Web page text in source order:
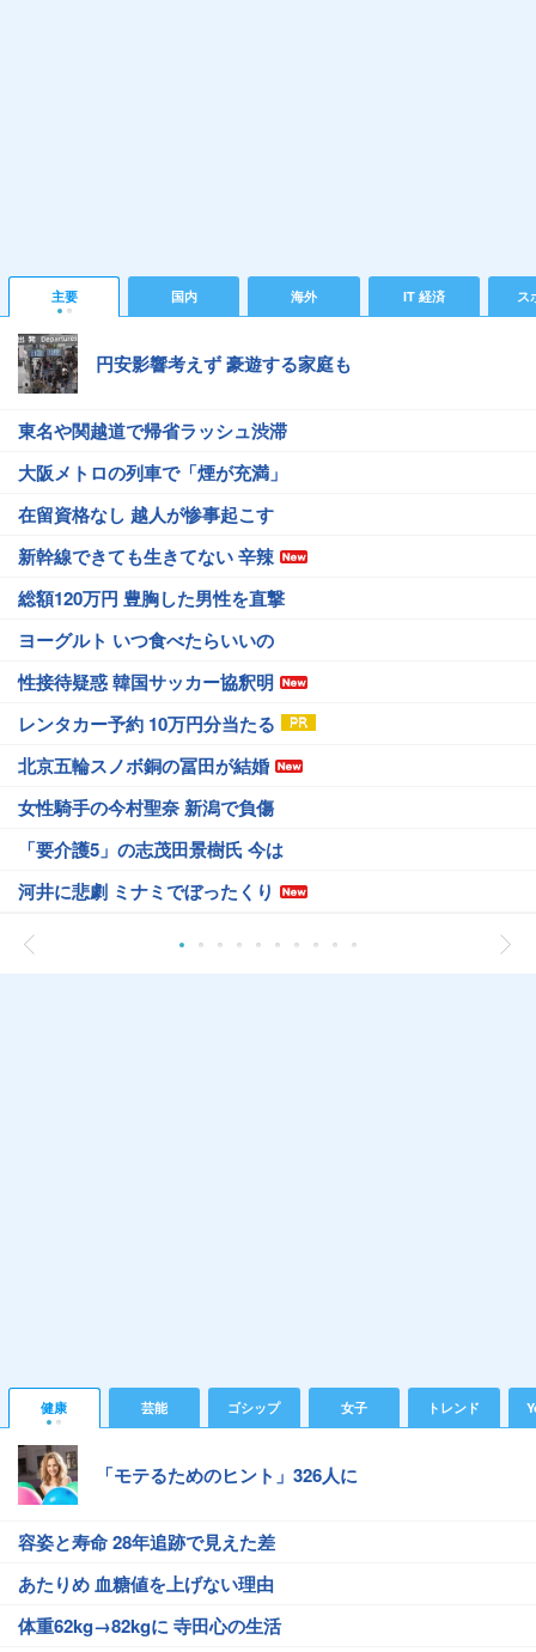
主要 国内 海外 IT 経済 ス
円安影響考えず 豪遊する家庭も
東名や関越道で帰省ラッシュ渋滞
大阪メトロの列車で「煙が充満」
在留資格なし 越人が惨事起こす
新幹線できても生きてない 辛辣
総額120万円 豊胸した男性を直撃
ヨーグルト いつ食べたらいいの
性接待疑惑 韓国サッカー協釈明
レンタカー予約 10万円分当たる
北京五輪スノボ銅の冨田が結婚
女性騎手の今村聖奈 新潟で負傷
「要介護5」の志茂田景樹氏 今は
河井に悲劇 ミナミでぼったくり
健康 芸能 ゴシップ 女子 トレンド
「モテるためのヒント」326人に
容姿と寿命 28年追跡で見えた差
あたりめ 血糖値を上げない理由
体重62kg→82kgに 寺田心の生活